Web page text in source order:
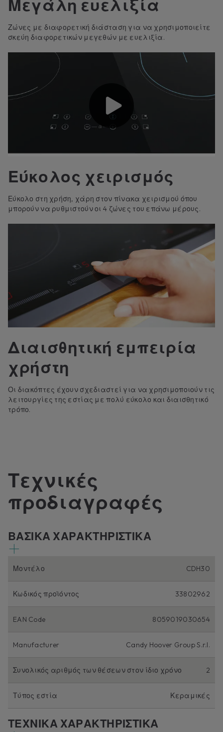
Μεγάλη ευελιξία
Ζώνες με διαφορετική διάσταση για να χρησιμοποιείτε
σκεύη διαφορετικών μεγεθών με ευελιξία.
Εύκολος χειρισμός
Εύκολο στη χρήση, χάρη στον πίνακα χειρισμού όπου
μπορούν να ρυθμιστούν οι 4 ζώνες του επάνω μέρους.
Διαισθητική εμπειρία
χρήστη
Οι διακόπτες έχουν σχεδιαστεί για να χρησιμοποιούν τις
λειτουργίες της εστίας με πολύ εύκολο και διαισθητικό
τρόπο.
Τεχνικές
προδιαγραφές
ΒΑΣΙΚΑ ΧΑΡΑΚΤΗΡΙΣΤΙΚΑ
Μοντέλο CDH30
Κωδικός προϊόντος 33802962
EAN Code 8059019030654
Manufacturer Candy Hoover Group S.r.l.
Συνολικός αριθμός των θέσεων στον ίδιο χρόνο 2
Τύπος εστία Κεραμικές
ΤΕΧΝΙΚΑ ΧΑΡΑΚΤΗΡΙΣΤΙΚΑ